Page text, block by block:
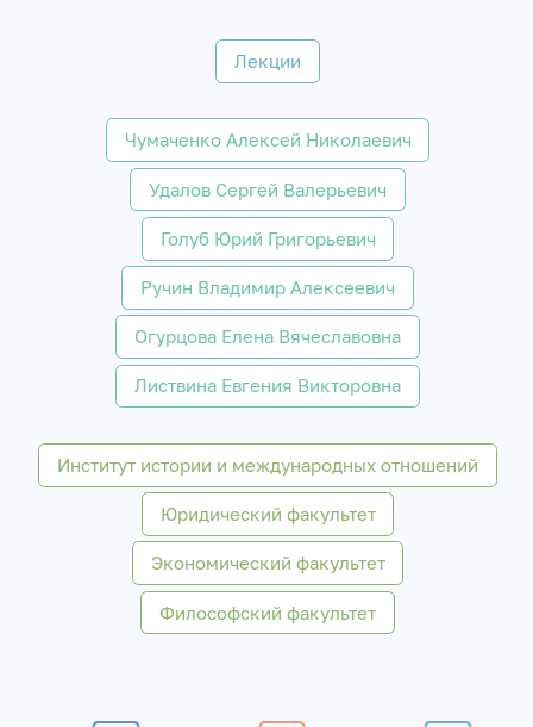
Лекции
Чумаченко Алексей Николаевич
Удалов Сергей Валерьевич
Голуб Юрий Григорьевич
Ручин Владимир Алексеевич
Огурцова Елена Вячеславовна
Листвина Евгения Викторовна
Институт истории и международных отношений
Юридический факультет
Экономический факультет
Философский факультет